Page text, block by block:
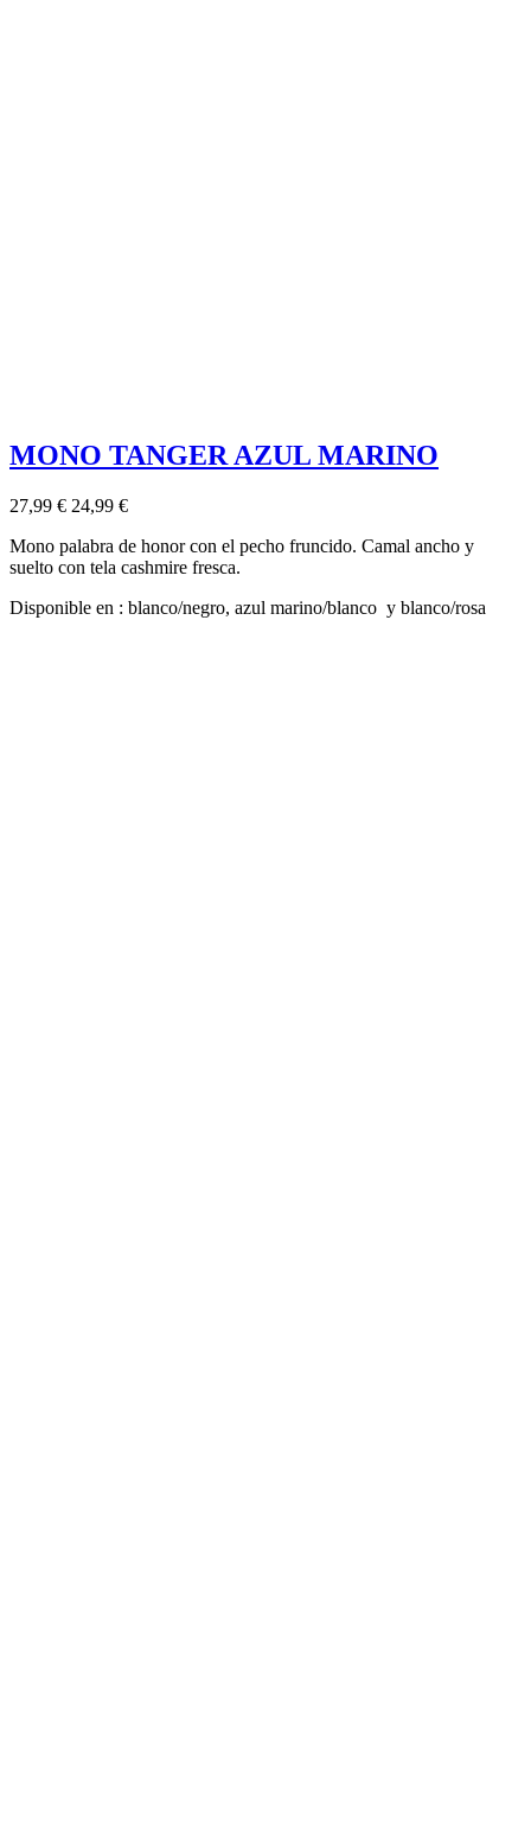
MONO TANGER AZUL MARINO
27,99 € 24,99 €
Mono palabra de honor con el pecho fruncido. Camal ancho y
suelto con tela cashmire fresca.
Disponible en : blanco/negro, azul marino/blanco y blanco/rosa